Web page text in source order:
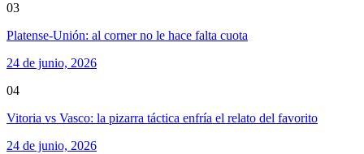
03
Platense-Unión: al corner no le hace falta cuota
24 de junio, 2026
04
Vitoria vs Vasco: la pizarra táctica enfría el relato del favorito
24 de junio, 2026